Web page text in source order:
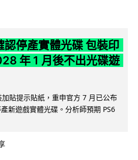
停產實體光碟 包裝印
年 1 月後不出光碟遊
貼提示貼紙，重申官方 7 月已公布
新遊戲實體光碟。分析師預期 PS6